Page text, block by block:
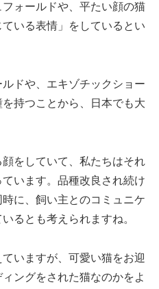
ォールドや、平たい顔の猫
いる表情」をしているとい
ドや、エキゾチックショー
持つことから、日本でも大
をしていて、私たちはそれ
います。品種改良され続け
に、飼い主とのコミュニケ
るとも考えられますね。
いますが、可愛い猫をお迎
ングをされた猫なのかをよ